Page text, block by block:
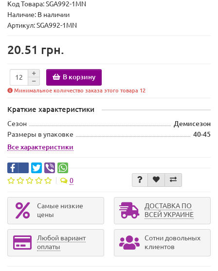
Код Товара:SGA992-1MN
Наличие: В наличии
Артикул: SGA992-1MN
20.51 грн.
В корзину
Минимальное количество заказа этого товара 12
Краткие характеристики
Сезон
Демисезон
Размеры в упаковке
40-45
Все характеристики
0
Самые низкие
цены
ДОСТАВКА ПО
ВСЕЙ УКРАИНЕ
Любой вариант
оплаты
Сотни довольных
клиентов